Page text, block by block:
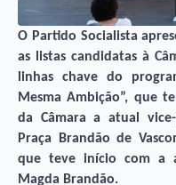
O Partido Socialista
as listas candidatas à
linhas chave do
Mesma Ambição”, que
da Câmara a atual
Praça Brandão de
que teve início com a
Magda Brandão.